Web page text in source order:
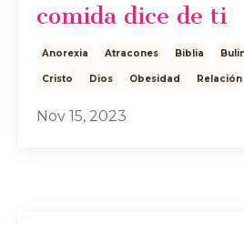
comida dice de ti
Anorexia Atracones Biblia
Cristo Dios Obesidad Relación
Nov 15, 2023